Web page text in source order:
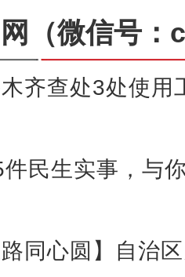
（微信号
齐查处3处使用
民生实事，与
路同心圆】自治
阿拉山口首次以宽轨